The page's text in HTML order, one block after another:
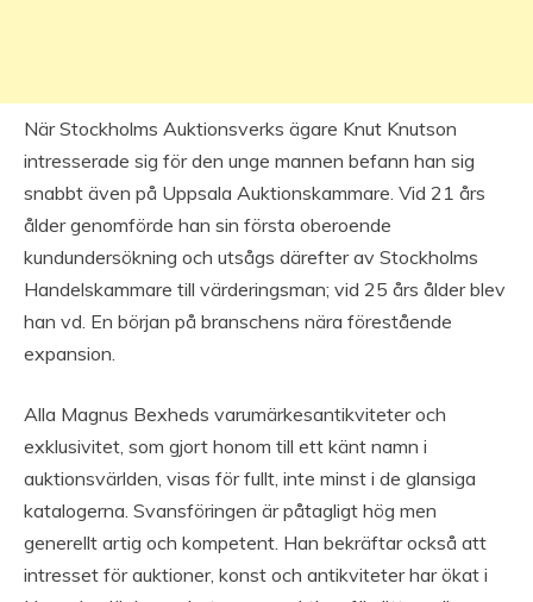
När Stockholms Auktionsverks ägare Knut Knutson
intresserade sig för den unge mannen befann han sig
snabbt även på Uppsala Auktionskammare. Vid 21 års
ålder genomförde han sin första oberoende
kundundersökning och utsågs därefter av Stockholms
Handelskammare till värderingsman; vid 25 års ålder blev
han vd. En början på branschens nära förestående
expansion.
Alla Magnus Bexheds varumärkesantikviteter och
exklusivitet, som gjort honom till ett känt namn i
auktionsvärlden, visas för fullt, inte minst i de glansiga
katalogerna. Svansföringen är påtagligt hög men
generellt artig och kompetent. Han bekräftar också att
intresset för auktioner, konst och antikviteter har ökat i